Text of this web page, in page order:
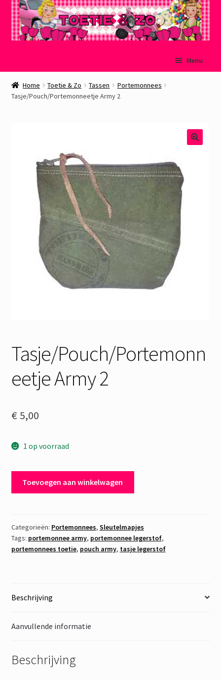
naar
navigatie
de
inhoud
Menu
Welkom
Afrekenen
Over Toetie & Zo
Gastenboek
Home Toetie & Zo Tassen
Portemonnees
Tasje/Pouch/Portemonneetje Army 2
Tasje/Pouch/Portemonn
eetje Army 2
€ 5,00
1 op voorraad
Toevoegen aan winkelwagen
Categorieën: Portemonnees, Sleutelmapjes
Tags: portemonnee army, portemonnee legerstof,
portemonnees toetie, pouch army, tasje legerstof
Beschrijving
Aanvullende informatie
Beschrijving